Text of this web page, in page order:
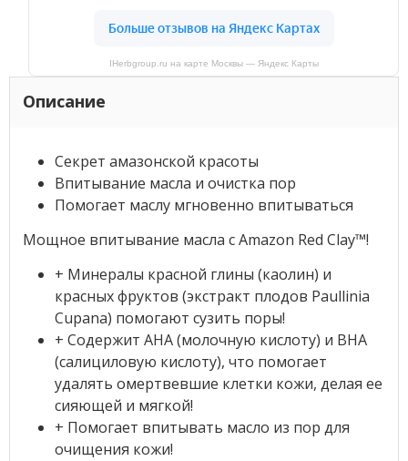
IHerbgroup.ru на карте Москвы — Яндекс Карты
Описание
Секрет амазонской красоты
Впитывание масла и очистка пор
Помогает маслу мгновенно впитываться
Мощное впитывание масла с Amazon Red Clay™!
+ Минералы красной глины (каолин) и
красных фруктов (экстракт плодов Paullinia
Cupana) помогают сузить поры!
+ Содержит AHA (молочную кислоту) и BHA
(салициловую кислоту), что помогает
удалять омертвевшие клетки кожи, делая ее
сияющей и мягкой!
+ Помогает впитывать масло из пор для
очищения кожи!